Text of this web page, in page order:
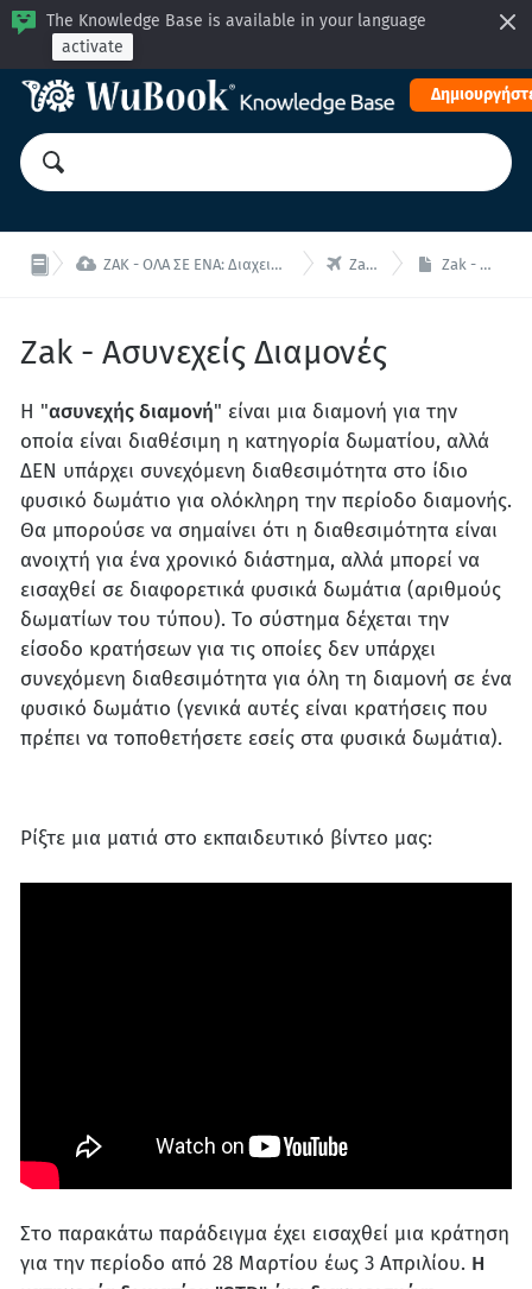
The Knowledge Base is available in your language
activate
 ZAK - ΟΛΑ ΣΕ ΕΝΑ: Διαχειριστείτε το κατάλυμα σας από μία ενιαία διεπαφή!  Zak - Κρατήσεις Zak - Ασυνεχείς Διαμονές
Zak - Ασυνεχείς Διαμονές
Η "ασυνεχής διαμονή" είναι μια διαμονή για την
οποία είναι διαθέσιμη η κατηγορία δωματίου, αλλά
ΔΕΝ υπάρχει συνεχόμενη διαθεσιμότητα στο ίδιο
φυσικό δωμάτιο για ολόκληρη την περίοδο διαμονής.
Θα μπορούσε να σημαίνει ότι η διαθεσιμότητα είναι
ανοιχτή για ένα χρονικό διάστημα, αλλά μπορεί να
εισαχθεί σε διαφορετικά φυσικά δωμάτια (αριθμούς
δωματίων του τύπου). Το σύστημα δέχεται την
είσοδο κρατήσεων για τις οποίες δεν υπάρχει
συνεχόμενη διαθεσιμότητα για όλη τη διαμονή σε ένα
φυσικό δωμάτιο (γενικά αυτές είναι κρατήσεις που
πρέπει να τοποθετήσετε εσείς στα φυσικά δωμάτια).
Ρίξτε μια ματιά στο εκπαιδευτικό βίντεο μας:
Στο παρακάτω παράδειγμα έχει εισαχθεί μια κράτηση
για την περίοδο από 28 Μαρτίου έως 3 Απριλίου. Η